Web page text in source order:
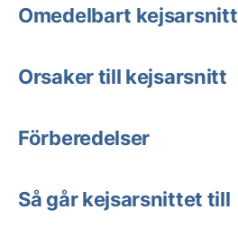
Omedelbart kejsarsnitt
Orsaker till kejsarsnitt
Förberedelser
Så går kejsarsnittet till